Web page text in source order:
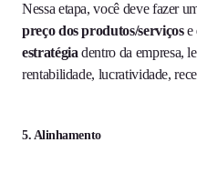
Nessa etapa, você deve fazer
preço dos produtos/serviçose
estratégiadentro da empresa,
rentabilidade, lucratividade,
5. Alinhamento